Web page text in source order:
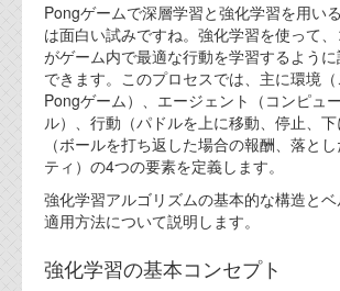
Pongゲームで深層学習と強化学習を用い
は面白い試みですね。強化学習を使って
がゲーム内で最適な行動を学習するよう
できます。このプロセスでは、主に環境
Pongゲーム）、エージェント（コンピュ
ル）、行動（パドルを上に移動、停止、
（ボールを打ち返した場合の報酬、落と
ティ）の4つの要素を定義します。
強化学習アルゴリズムの基本的な構造と
適用方法について説明します。
強化学習の基本コンセプト